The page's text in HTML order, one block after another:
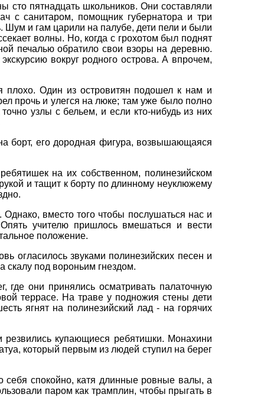
сто пятнадцать школьников. Они составляли
с санитаром, помощник губернатора и три
Шум и гам царили на палубе, дети пели и были
волны. Но, когда с грохотом был поднят
печалью обратило свои взоры на деревню.
вокруг родного острова. А впрочем,
плохо. Один из островитян подошел к нам и
прочь и улегся на люке; там уже было полно
узлы с бельем, и если кто-нибудь из них
борт, его дородная фигура, возвышающаяся
на их собственном, полинезийском
и тащит к борту по длинному неуклюжему
вместо того чтобы послушаться нас и
учителю пришлось вмешаться и вести
положение.
огласилось звуками полинезийских песен и
скалу под вороньим гнездом.
где они принялись осматривать палаточную
террасе. На траве у подножия стены дети
ягнят на полинезийский лад - на горячих
резвились купающиеся ребятишки. Монахини
который первым из людей ступил на берег
себя спокойно, катя длинные ровные валы, а
паром как трамплин, чтобы прыгать в